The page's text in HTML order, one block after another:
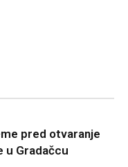
pred otvaranje
u Gradačcu